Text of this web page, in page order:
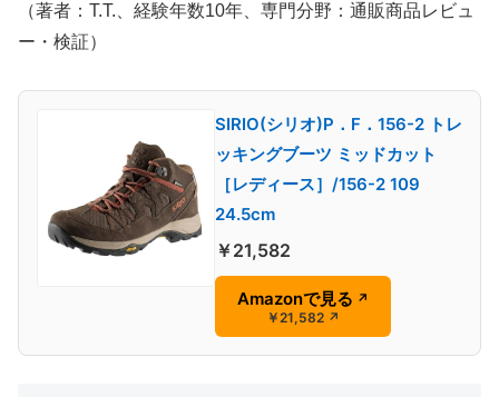
（著者：T.T.、経験年数10年、専門分野：通販商品レビュ
ー・検証）
SIRIO(シリオ)P．F．156-2 トレ
ッキングブーツ ミッドカット
［レディース］/156-2 109
24.5cm
￥21,582
Amazonで見る ↗
￥21,582 ↗